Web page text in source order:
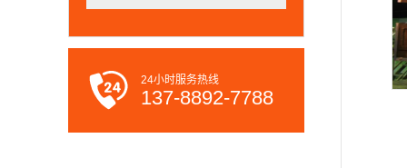
24小时服务热线
137-8892-7788